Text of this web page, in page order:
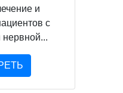
и
с